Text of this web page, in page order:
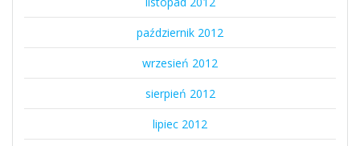
październik 2012
wrzesień 2012
sierpień 2012
lipiec 2012